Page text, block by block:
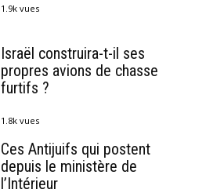
1.9k vues
Israël construira-t-il ses
propres avions de chasse
furtifs ?
1.8k vues
Ces Antijuifs qui postent
depuis le ministère de
l’Intérieur